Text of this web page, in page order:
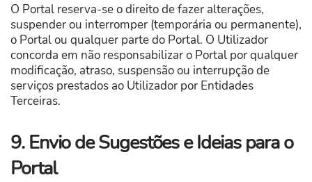
O Portal reserva-se o direito de fazer alterações,
suspender ou interromper (temporária ou permanente),
o Portal ou qualquer parte do Portal. O Utilizador
concorda em não responsabilizar o Portal por qualquer
modificação, atraso, suspensão ou interrupção de
serviços prestados ao Utilizador por Entidades
Terceiras.
9. Envio de Sugestões e Ideias para o
Portal